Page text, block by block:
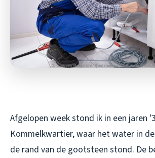
Afgelopen week stond ik in een jaren
Kommelkwartier, waar het water in
de rand van de gootsteen stond. De